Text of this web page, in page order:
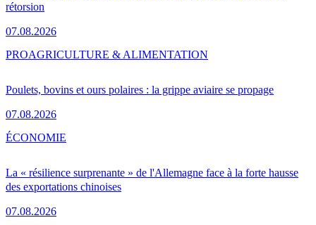
rétorsion
07.08.2026
Poulets, bovins et ours polaires : la grippe aviaire se propage
07.08.2026
PROAGRICULTURE & ALIMENTATION
La « résilience surprenante » de l'Allemagne face à la forte hausse
des exportations chinoises
07.08.2026
ÉCONOMIE